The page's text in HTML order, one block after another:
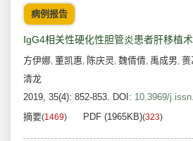
病例报告
IgG4相关性硬化性胆管炎患者肝移植
方伊娜, 董凯惠, 陈庆灵 , 魏倩倩, 禹成男, 蒉
清龙
2019, 35(4): 852-853. DOI: 10.3969/
摘要(1469) PDF (1965KB)(323)